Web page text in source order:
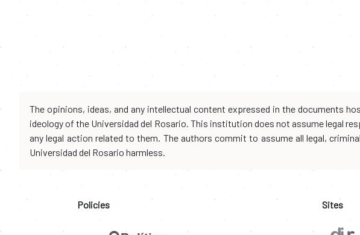
The opinions, ideas, and any intellectual content expressed in the documents
ideology of the Universidad del Rosario. This institution does not assume legal
any legal action related to them. The authors commit to assume all legal,
Universidad del Rosario harmless.
Policies Sites